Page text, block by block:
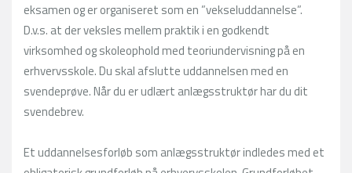
eksamen og er organiseret som en ”vekseluddannelse”.
D.v.s. at der veksles mellem praktik i en godkendt
virksomhed og skoleophold med teoriundervisning på en
erhvervsskole. Du skal afslutte uddannelsen med en
svendeprøve. Når du er udlært anlægsstruktør har du dit
svendebrev.
Et uddannelsesforløb som anlægsstruktør indledes med et